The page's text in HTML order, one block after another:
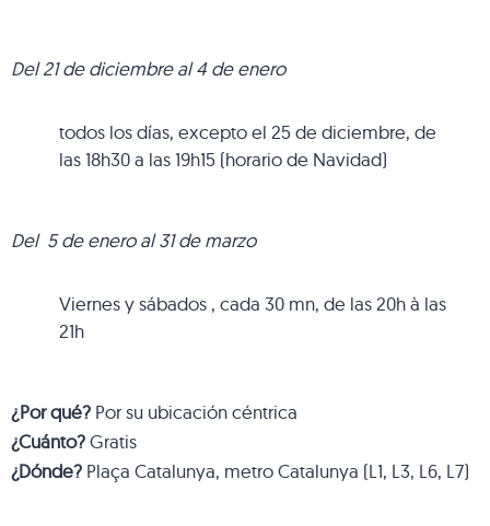
Del 21 de diciembre al 4 de enero
todos los días, excepto el 25 de diciembre, de
las 18h30 a las 19h15 (horario de Navidad)
Del 5 de enero al 31 de marzo
Viernes y sábados , cada 30 mn, de las 20h à las
21h
¿Por qué? Por su ubicación céntrica
¿Cuánto?Gratis
¿Dónde? Plaça Catalunya, metro Catalunya (L1, L3, L6, L7)